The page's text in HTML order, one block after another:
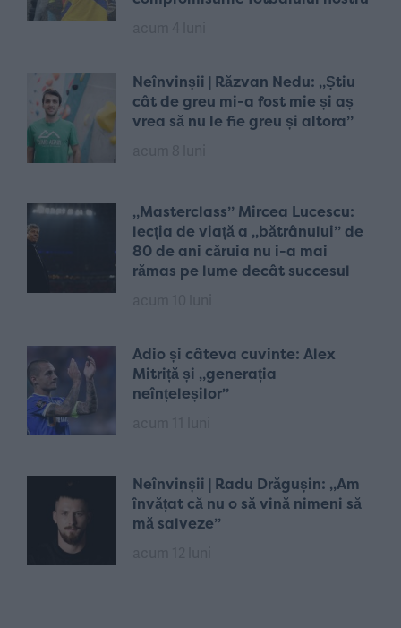
Neînvinșii | Răzvan Nedu: „Știu
cât de greu mi-a fost mie și aș
vrea să nu le fie greu și altora”
„Masterclass” Mircea Lucescu:
lecția de viață a „bătrânului” de
80 de ani căruia nu i-a mai
rămas pe lume decât succesul
Adio și câteva cuvinte: Alex
Mitriță și „generația
neînțeleșilor”
Neînvinșii | Radu Drăgușin: „Am
învățat că nu o să vină nimeni să
mă salveze”